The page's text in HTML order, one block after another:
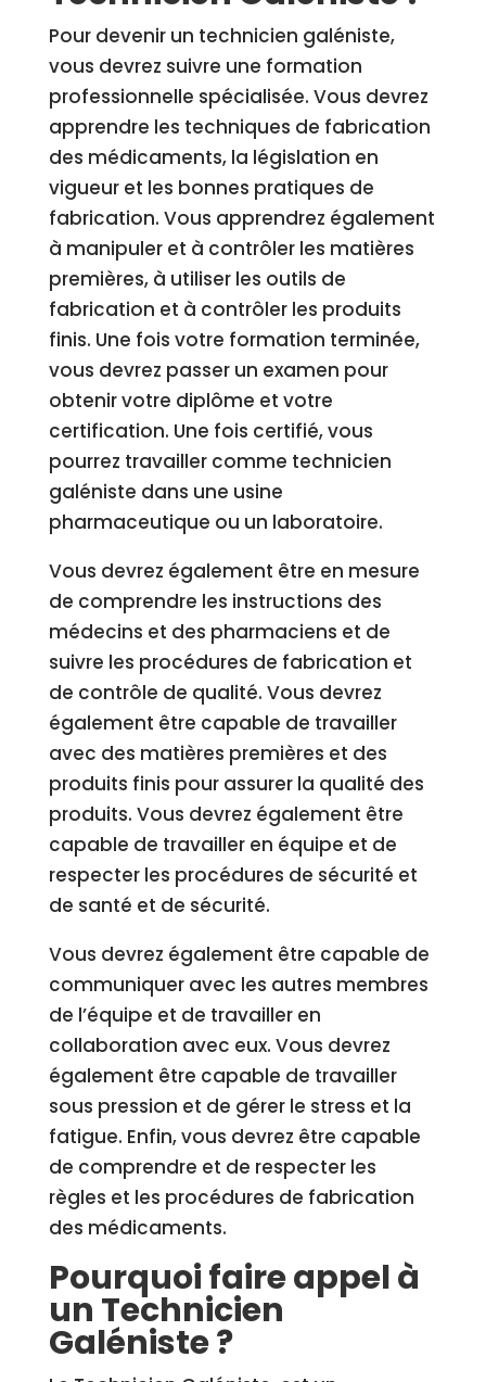
Pour devenir un technicien galéniste,
vous devrez suivre une formation
professionnelle spécialisée. Vous devrez
apprendre les techniques de fabrication
des médicaments, la législation en
vigueur et les bonnes pratiques de
fabrication. Vous apprendrez également
à manipuler et à contrôler les matières
premières, à utiliser les outils de
fabrication et à contrôler les produits
finis. Une fois votre formation terminée,
vous devrez passer un examen pour
obtenir votre diplôme et votre
certification. Une fois certifié, vous
pourrez travailler comme technicien
galéniste dans une usine
pharmaceutique ou un laboratoire.
Vous devrez également être en mesure
de comprendre les instructions des
médecins et des pharmaciens et de
suivre les procédures de fabrication et
de contrôle de qualité. Vous devrez
également être capable de travailler
avec des matières premières et des
produits finis pour assurer la qualité des
produits. Vous devrez également être
capable de travailler en équipe et de
respecter les procédures de sécurité et
de santé et de sécurité.
Vous devrez également être capable de
communiquer avec les autres membres
de l’équipe et de travailler en
collaboration avec eux. Vous devrez
également être capable de travailler
sous pression et de gérer le stress et la
fatigue. Enfin, vous devrez être capable
de comprendre et de respecter les
règles et les procédures de fabrication
des médicaments.
Pourquoi faire appel à
un Technicien
Galéniste ?